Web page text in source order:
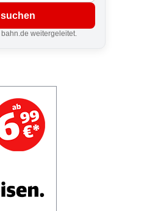
weitergeleitet.